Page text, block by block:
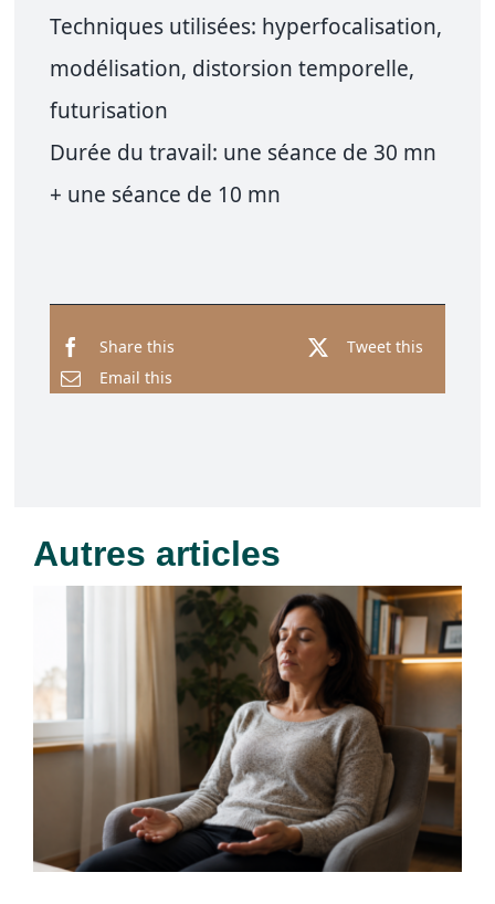
Techniques utilisées: hyperfocalisation,
modélisation, distorsion temporelle,
futurisation
Durée du travail: une séance de 30 mn
+ une séance de 10 mn
Share this
Tweet this
Email this
Autres articles